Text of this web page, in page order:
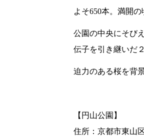
よそ650本。満開
公園の中央にそび
伝子を引き継いだ
迫力のある桜を背
【円山公園】
住所：京都市東山